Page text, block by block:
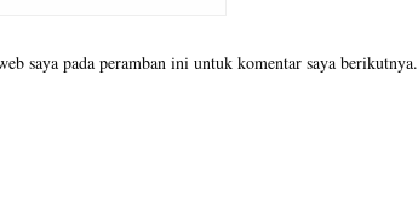
saya pada peramban ini untuk komentar saya berikutnya.